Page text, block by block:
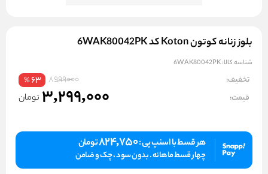
بلوز زنانه کوتون Koton کد 6WAK80042PK
شناسه کالا:6WAK80042PK
تخفیف: 8999000
63
%
قیمت: 3,299,000 تومان
هر قسط با اسنپ پی :824,750تومان
چهار قسط ماهانه . بدون سود ، چک و ضامن